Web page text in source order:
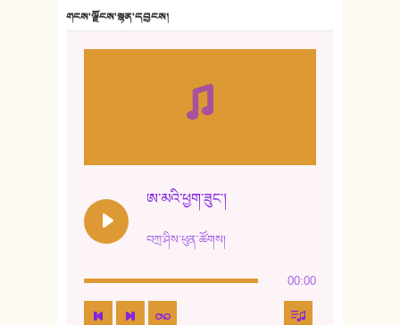
གངས་ལྗོངས་སྙན་དབྱངས།
ཨ་མའི་ཕྱག་ཟུང་།
བཀྲ་ཤིས་ཕུན་ཚོགས།
00:00